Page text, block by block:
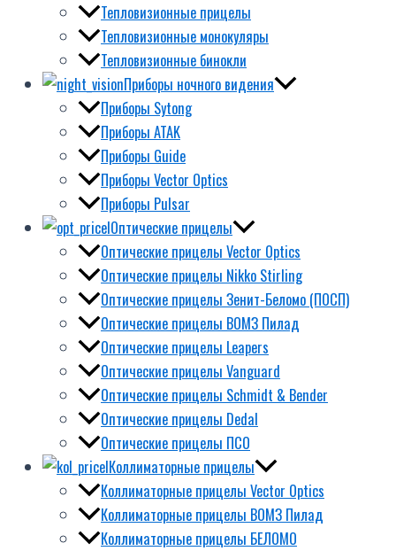
Тепловизионные прицелы
Тепловизионные монокуляры
Тепловизионные бинокли
Приборы ночного видения
Приборы Sytong
Приборы ATAK
Приборы Guide
Приборы Vector Optics
Приборы Pulsar
Оптические прицелы
Оптические прицелы Vector Optics
Оптические прицелы Nikko Stirling
Оптические прицелы Зенит-Беломо (ПОСП)
Оптические прицелы ВОМЗ Пилад
Оптические прицелы Leapers
Оптические прицелы Vanguard
Оптические прицелы Schmidt & Bender
Оптические прицелы Dedal
Оптические прицелы ПСО
Коллиматорные прицелы
Коллиматорные прицелы Vector Optics
Коллиматорные прицелы ВОМЗ Пилад
Коллиматорные прицелы БЕЛОМО